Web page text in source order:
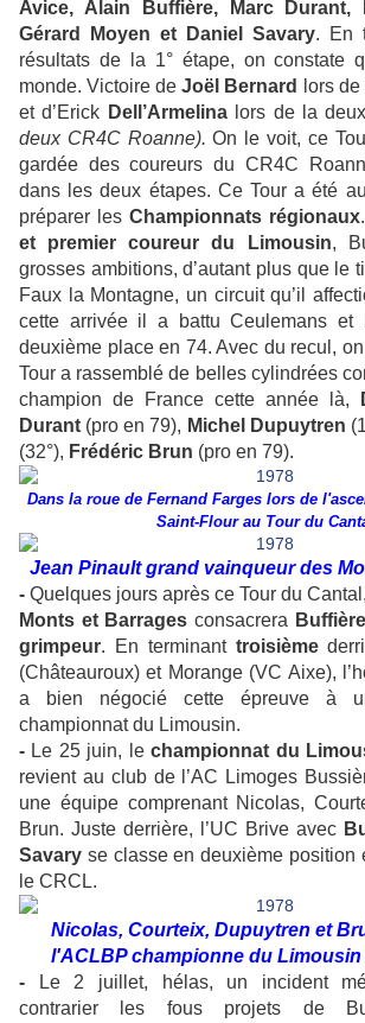
Avice, Alain Buffière, Marc Durant,
Gérard Moyen et Daniel Savary. En
résultats de la 1° étape, on constate
monde. Victoire deJoël Bernard
lors
et d’Erick Dell’Armelinalors de la
deux CR4C Roanne). On le voit, ce
gardée des coureurs du CR4C
dans les deux étapes. Ce Tour a été
préparer les Championnats régionaux
et premier coureur du Limousin,
grosses ambitions, d’autant plus que le
Faux la Montagne, un circuit qu’il
cette arrivée il a battu Ceulemans et
deuxième place en 74. Avec du recul,
Tour a rassemblé de belles cylindrées
champion de France cette année là,
Durant (pro en 79), Michel Dupuytren
(32°), Frédéric Brun (pro en 79).
Dans la roue de Fernand Farges lors de
Saint-Flour au Tour du
Jean Pinault grand vainqueur des
- Quelques jours après ce Tour du
Monts et Barrages consacrera Buffière
grimpeur. En terminant troisième
(Châteauroux) et Morange (VC Aixe),
a bien négocié cette épreuve à
championnat du Limousin.
- Le 25 juin, lechampionnat du
revient au club de l’AC Limoges
une équipe comprenant Nicolas,
Brun. Juste derrière, l’UC Brive avec
Savary se classe en deuxième position
le CRCL.
Nicolas, Courteix, Dupuytren et
l'ACLBP championne du
- Le 2 juillet, hélas, un incident
contrarier les fous projets de